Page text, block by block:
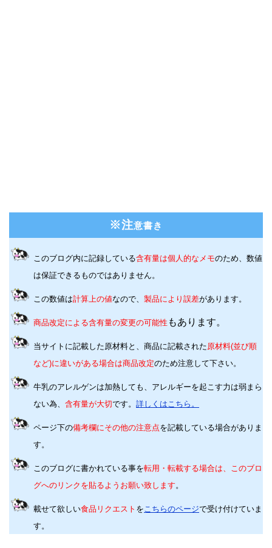
※注意書き
このブログ内に記録している含有量は個人的なメモのため、数値
は保証できるものではありません。
この数値は計算上の値なので、 製品により誤差があります。
商品改定による含有量の変更の可能性 もあります。
当サイトに記載した原材料と、商品に記載された原材料(並び順
など)に違いがある場合は商品改定のため注意して下さい。
牛乳のアレルゲンは加熱しても、アレルギーを起こす力は弱まら
ない為、 含有量が大切です。 詳しくはこちら。
ページ下の備考欄にその他の注意点を記載している場合がありま
す。
このブログに書かれている事を転用・転載する場合は、このブロ
グへのリンクを貼るようお願い致します。
載せて欲しい食品リクエスト をこちらのページで受け付けていま
す。